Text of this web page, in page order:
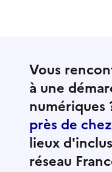
Vous
à une
numériques
près de
lieux
réseau